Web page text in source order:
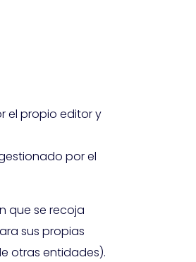
el propio editor y
por el
que se recoja
sus propias
otras entidades).